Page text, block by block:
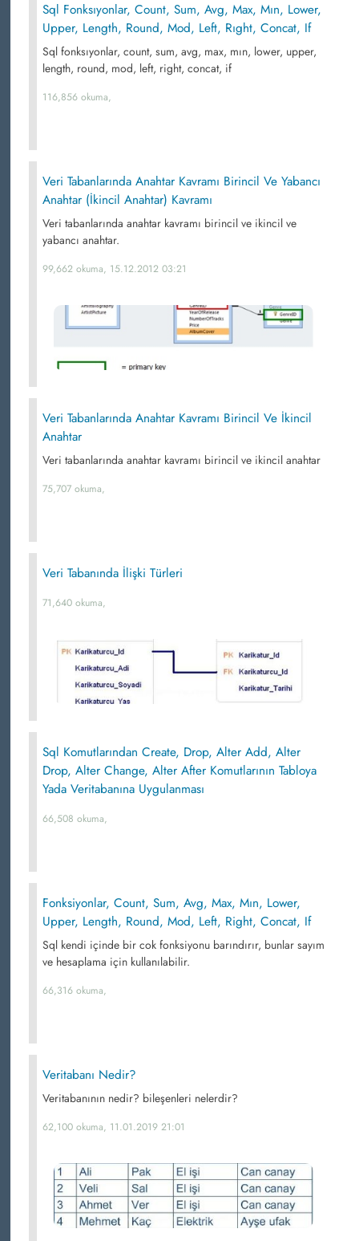
Sql Fonksıyonlar, Count, Sum, Avg, Max, Mın, Lower,
Upper, Length, Round, Mod, Left, Rıght, Concat, If
Sql fonksıyonlar, count, sum, avg, max, mın, lower, upper,
length, round, mod, left, right, concat, if
116,856 okuma,
Veri Tabanlarında Anahtar Kavramı Birincil Ve Yabancı
Anahtar (İkincil Anahtar) Kavramı
Veri tabanlarında anahtar kavramı birincil ve ikincil ve
yabancı anahtar.
99,662 okuma, 15.12.2012 03:21
Veri Tabanlarında Anahtar Kavramı Birincil Ve İkincil
Anahtar
Veri tabanlarında anahtar kavramı birincil ve ikincil anahtar
75,707 okuma,
Veri Tabanında İlişki Türleri
71,640 okuma,
Sql Komutlarından Create, Drop, Alter Add, Alter
Drop, Alter Change, Alter After Komutlarının Tabloya
Yada Veritabanına Uygulanması
66,508 okuma,
Fonksiyonlar, Count, Sum, Avg, Max, Mın, Lower,
Upper, Length, Round, Mod, Left, Right, Concat, If
Sql kendi içinde bir cok fonksiyonu barındırır, bunlar sayım
ve hesaplama için kullanılabilir.
66,316 okuma,
Veritabanı Nedir?
Veritabanının nedir? bileşenleri nelerdir?
62,100 okuma, 11.01.2019 21:01